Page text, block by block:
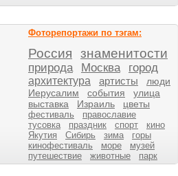
Фоторепортажи по тэгам:
Россия знаменитости
природа Москва город
архитектура артисты
люди
Иерусалим
события
улица
выставка
Израиль цветы
фестиваль
православие
тусовка
праздник спорт
кино
Якутия
Сибирь зима
горы
кинофестиваль
море
музей
путешествие
животные парк